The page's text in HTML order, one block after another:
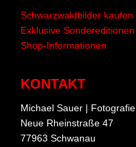
Schwarzwaldbilder kaufen
Exklusive Sondereditionen
Shop-Informationen
KONTAKT
Michael Sauer | Fotografie
Neue Rheinstraße 47
77963 Schwanau